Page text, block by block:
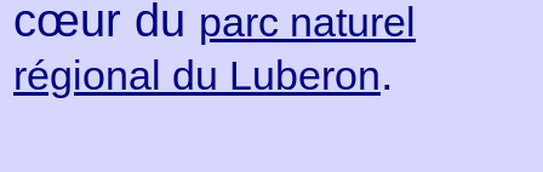
cœur du parc naturel
régional du Luberon.